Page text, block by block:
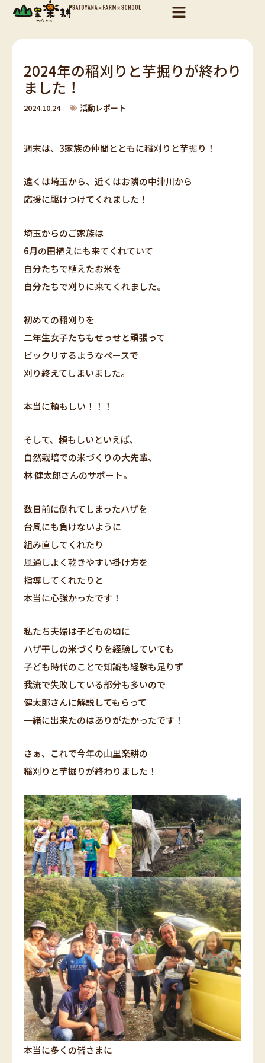
2024年の稲刈りと芋掘りが終わり
ました！
2024.10.24 活動レポート
週末は、3家族の仲間とともに稲刈りと芋掘り！
遠くは埼玉から、近くはお隣の中津川から
応援に駆けつけてくれました！
埼玉からのご家族は
6月の田植えにも来てくれていて
自分たちで植えたお米を
自分たちで刈りに来てくれました。
初めての稲刈りを
二年生女子たちもせっせと頑張って
ビックリするようなペースで
刈り終えてしまいました。
本当に頼もしい！！！
そして、頼もしいといえば、
自然栽培での米づくりの大先輩、
林 健太郎さんのサポート。
数日前に倒れてしまったハザを
台風にも負けないように
組み直してくれたり
風通しよく乾きやすい掛け方を
指導してくれたりと
本当に心強かったです！
私たち夫婦は子どもの頃に
ハザ干しの米づくりを経験していても
子ども時代のことで知識も経験も足りず
我流で失敗している部分も多いので
健太郎さんに解説してもらって
一緒に出来たのはありがたかったです！
さぁ、これで今年の山里楽耕の
稲刈りと芋掘りが終わりました！
本当に多くの皆さまに